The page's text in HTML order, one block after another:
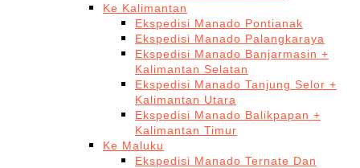
Ke Kalimantan
Ekspedisi Manado Pontianak
Ekspedisi Manado Palangkaraya
Ekspedisi Manado Banjarmasin +
Kalimantan Selatan
Ekspedisi Manado Tanjung Selor +
Kalimantan Utara
Ekspedisi Manado Balikpapan +
Kalimantan Timur
Ke Maluku
Ekspedisi Manado Ternate Dan